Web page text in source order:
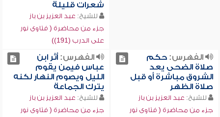
شعرات قليلة
للشيخ: عبد العزيز بن باز
جزء من محاضرة ( فتاوى نور
على الدرب (191))
الفهرس:حكم
صلاة الضحى يعد
الشروق مباشرة أو قبل
صلاة الظهر
للشيخ: عبد العزيز بن باز
جزء من محاضرة ( فتاوى نور
الفهرس:أثر ابن
عباس فيمن يقوم
الليل ويصوم النهار لكنه
يترك الجماعة
للشيخ: عبد العزيز بن باز
جزء من محاضرة ( فتاوى نور